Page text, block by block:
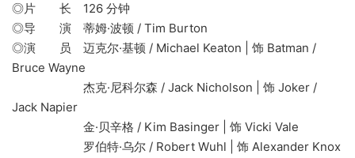
◎片 长 126 分钟
◎导 演 蒂姆·波顿 / Tim Burton
◎演 员 迈克尔·基顿 / Michael Keaton | 饰 Batman /
Bruce Wayne
杰克·尼科尔森 / Jack Nicholson | 饰 Joker /
Jack Napier
金·贝辛格 / Kim Basinger | 饰 Vicki Vale
罗伯特·乌尔 / Robert Wuhl | 饰 Alexander Knox